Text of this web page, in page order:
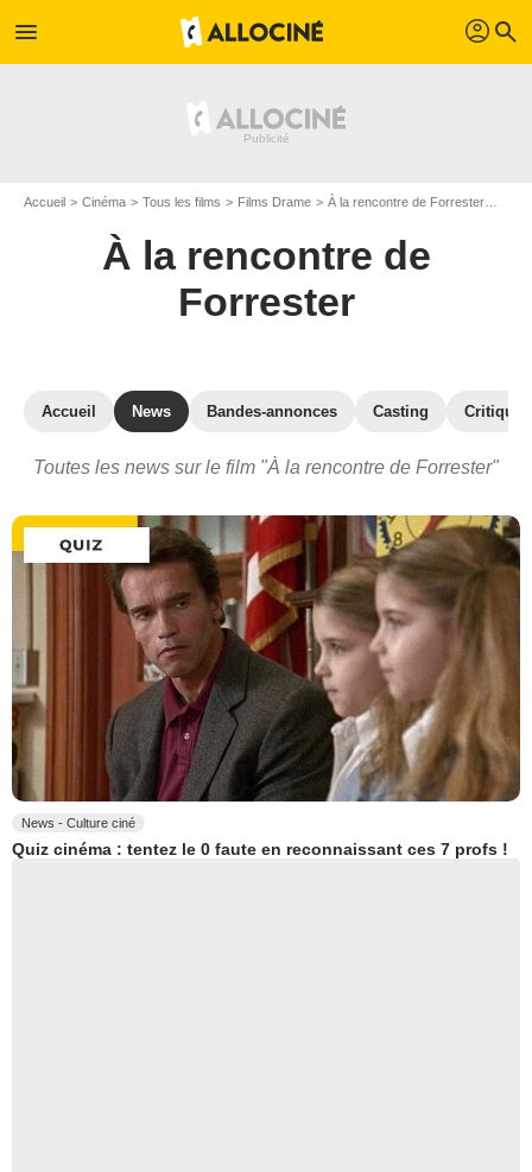
menu profil search
Accueil Cinéma Tous les films Films Drame À la rencontre de Forrester
À la rencontre de
Forrester
Accueil News Bandes-annonces Casting
Toutes les news sur le film "À la rencontre de Forrester"
News - Culture ciné
Quiz cinéma : tentez le 0 faute en reconnaissant ces 7 profs !